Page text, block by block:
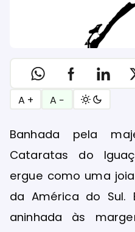
A + A −
Banhada pela
Cataratas do
ergue como uma
da América do Sul.
aninhada às